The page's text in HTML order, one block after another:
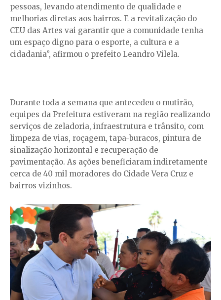
pessoas, levando atendimento de qualidade e
melhorias diretas aos bairros. E a revitalização do
CEU das Artes vai garantir que a comunidade tenha
um espaço digno para o esporte, a cultura e a
cidadania”, afirmou o prefeito Leandro Vilela.
Durante toda a semana que antecedeu o mutirão,
equipes da Prefeitura estiveram na região realizando
serviços de zeladoria, infraestrutura e trânsito, com
limpeza de vias, roçagem, tapa-buracos, pintura de
sinalização horizontal e recuperação de
pavimentação. As ações beneficiaram indiretamente
cerca de 40 mil moradores do Cidade Vera Cruz e
bairros vizinhos.